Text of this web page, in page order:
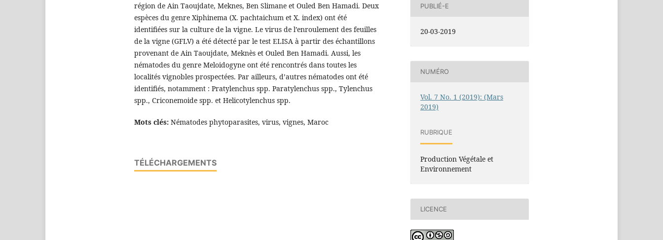
région de Ain Taoujdate, Meknes, Ben Slimane et Ouled Ben Hamadi. Deux
espèces du genre Xiphinema (X. pachtaichum et X. index) ont été
identifiées sur la culture de la vigne. Le virus de l’enroulement des feuilles
de la vigne (GFLV) a été détecté par le test ELISA à partir des échantillons
provenant de Ain Taoujdate, Meknès et Ouled Ben Hamadi. Aussi, les
nématodes du genre Meloidogyne ont été rencontrés dans toutes les
localités vignobles prospectées. Par ailleurs, d’autres nématodes ont été
identifiés, notamment : Pratylenchus spp. Paratylenchus spp., Tylenchus
spp., Criconemoide spp. et Helicotylenchus spp.
Mots clés: Nématodes phytoparasites, virus, vignes, Maroc
TÉLÉCHARGEMENTS
PUBLIÉ-E
20-03-2019
NUMÉRO
Vol. 7 No. 1 (2019): (Mars
2019)
RUBRIQUE
Production Végétale et
Environnement
LICENCE